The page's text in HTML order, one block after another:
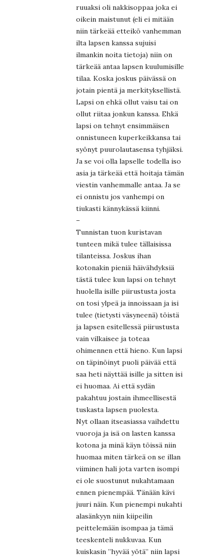
ruuaksi oli nakkisoppaa joka ei
oikein maistunut (eli ei mitään
niin tärkeää etteikö vanhemman
ilta lapsen kanssa sujuisi
ilmankin noita tietoja) niin on
tärkeää antaa lapsen kuulumisille
tilaa. Koska joskus päivässä on
jotain pientä ja merkityksellistä.
Lapsi on ehkä ollut vaisu tai on
ollut riitaa jonkun kanssa. Ehkä
lapsi on tehnyt ensimmäisen
onnistuneen kuperkeikkansa tai
syönyt puurolautasensa tyhjäksi.
Ja se voi olla lapselle todella iso
asia ja tärkeää että hoitaja tämän
viestin vanhemmalle antaa. Ja se
ei onnistu jos vanhempi on
tiukasti kännykässä kiinni.
–
Tunnistan tuon kuristavan
tunteen mikä tulee tällaisissa
tilanteissa. Joskus ihan
kotonakin pieniä häivähdyksiä
tästä tulee kun lapsi on tehnyt
huolella isille piirustusta josta
on tosi ylpeä ja innoissaan ja isi
tulee (tietysti väsyneenä) töistä
ja lapsen esitellessä piirustusta
vain vilkaisee ja toteaa
ohimennen että hieno. Kun lapsi
on täpinöinyt puoli päivää että
saa heti näyttää isille ja sitten isi
ei huomaa. Ai että sydän
pakahtuu jostain ihmeellisestä
tuskasta lapsen puolesta.
Nyt ollaan itseasiassa vaihdettu
vuoroja ja isä on lasten kanssa
kotona ja minä käyn töissä niin
huomaa miten tärkeä on se illan
viiminen hali jota varten isompi
ei ole suostunut nukahtamaan
ennen pienempää. Tänään kävi
juuri näin. Kun pienempi nukahti
alasänkyyn niin kiipeilin
peittelemään isompaa ja tämä
teeskenteli nukkuvaa. Kun
kuiskasin ”hyvää yötä” niin lapsi